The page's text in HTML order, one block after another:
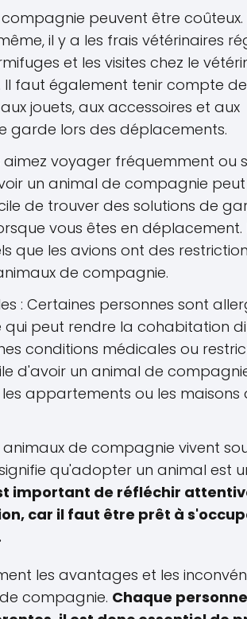
peuvent être coûteux.
il y a les frais vétérinaires
et les visites chez le
faut également tenir compte
jouets, aux accessoires et aux
garde lors des déplacements.
voyager fréquemment ou
un animal de compagnie
de trouver des solutions de
vous êtes en déplacement.
que les avions ont des
de compagnie.
: Certaines personnes sont
peut rendre la cohabitation
conditions médicales ou
d'avoir un animal de
appartements ou les maisons
de compagnie vivent
qu'adopter un animal est
important de réfléchir
car il faut être prêt à
les avantages et les
compagnie. Chaque